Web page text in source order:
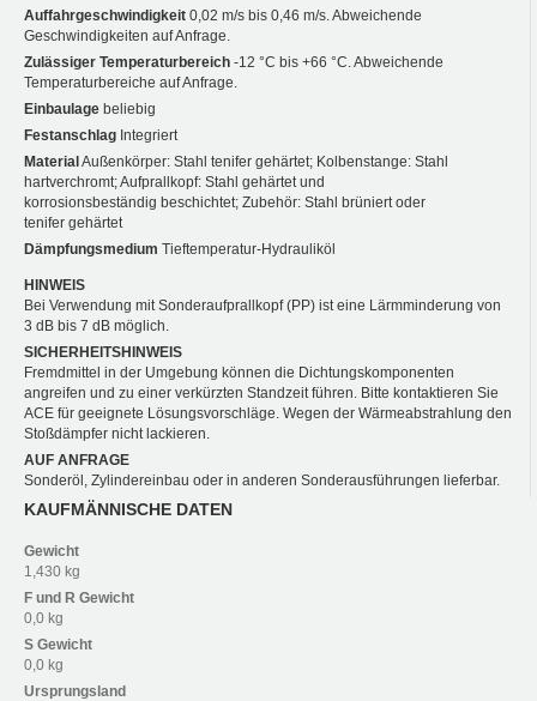
Auffahrgeschwindigkeit 0,02 m/s bis 0,46 m/s. Abweichende
Geschwindigkeiten auf Anfrage.
Zulässiger Temperaturbereich -12 °C bis +66 °C. Abweichende
Temperaturbereiche auf Anfrage.
Einbaulage beliebig
Festanschlag Integriert
Material Außenkörper: Stahl tenifer gehärtet; Kolbenstange: Stahl
hartverchromt; Aufprallkopf: Stahl gehärtet und
korrosionsbeständig beschichtet; Zubehör: Stahl brüniert oder
tenifer gehärtet
Dämpfungsmedium Tieftemperatur-Hydrauliköl
HINWEIS
Bei Verwendung mit Sonderaufprallkopf (PP) ist eine Lärmminderung von
3 dB bis 7 dB möglich.
SICHERHEITSHINWEIS
Fremdmittel in der Umgebung können die Dichtungskomponenten
angreifen und zu einer verkürzten Standzeit führen. Bitte kontaktieren Sie
ACE für geeignete Lösungsvorschläge. Wegen der Wärmeabstrahlung den
Stoßdämpfer nicht lackieren.
AUF ANFRAGE
Sonderöl, Zylindereinbau oder in anderen Sonderausführungen lieferbar.
KAUFMÄNNISCHE DATEN
Gewicht
1,430 kg
F und R Gewicht
0,0 kg
S Gewicht
0,0 kg
Ursprungsland